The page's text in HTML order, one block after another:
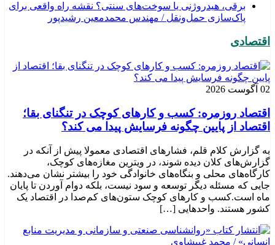
برقی، هیدروژنی یا سوخت‌های سنتی؟ نقشه راه واقعی برای
پاک‌سازی حمل‌ونقل / مهندس محمدمعین رشیدپور
اقتصادی
02 آگوست 2026
اقتصاد روزمره: کسب‌ و کارهای کوچک در تنگنای بقا؛
اقتصاد از پایین چگونه فرسایش پیدا می کند؟
به گزارش کلام قلم، فشارهای اقتصادی معمولا پیش از آنکه در
گزارش‌های کلان دیده شوند، در ویترین مغازه‌های کوچک،
کارگاه‌های محلی و بنگاه‌های خانوادگی خود را بیشتر نشان می‌دهند.
جایی که مسئله دیگر توسعه و سود نیست، بلکه دوام آوردن تا پایان
ماه است.کسب‌ و کارهای کوچک ستون‌های کم‌صدا در اقتصاد یک
کشور هستند. واحدهایی […]